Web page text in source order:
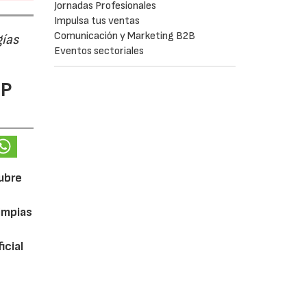
Jornadas Profesionales
Impulsa tus ventas
Comunicación y Marketing B2B
Eventos sectoriales